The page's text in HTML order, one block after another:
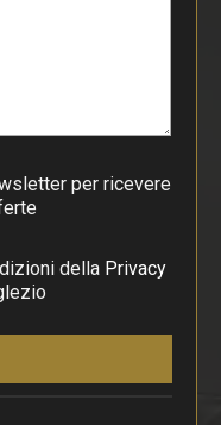
per ricevere
della Privacy